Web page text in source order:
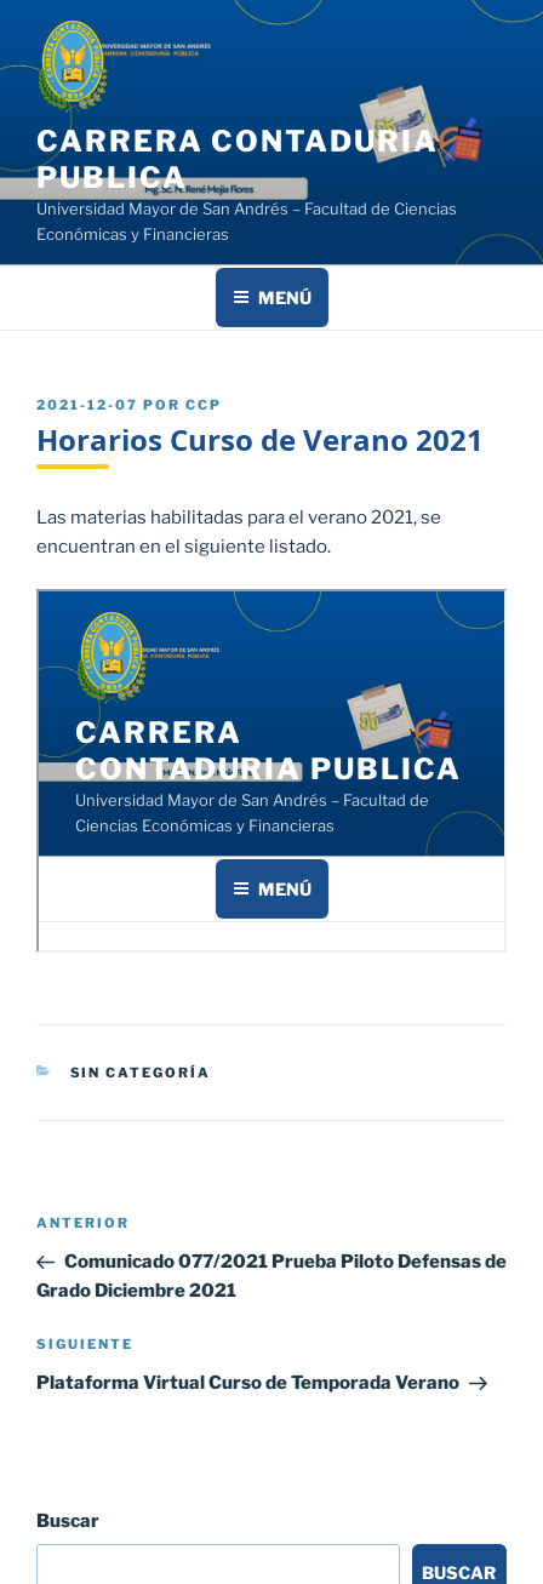
contenido
CARRERA CONTADURIA
PUBLICA
Universidad Mayor de San Andrés – Facultad de Ciencias
Económicas y Financieras
MENÚ
PUBLICADO
2021-12-07 POR CCP
Horarios Curso de Verano 2021
Las materias habilitadas para el verano 2021, se
encuentran en el siguiente listado.
CATEGORÍAS
SIN CATEGORÍA
Navegación
entradas
Entrada
anterior:
ANTERIOR
Comunicado 077/2021 Prueba Piloto Defensas de
Grado Diciembre 2021
Siguiente
entrada
SIGUIENTE
Plataforma Virtual Curso de Temporada Verano
Buscar
BUSCAR